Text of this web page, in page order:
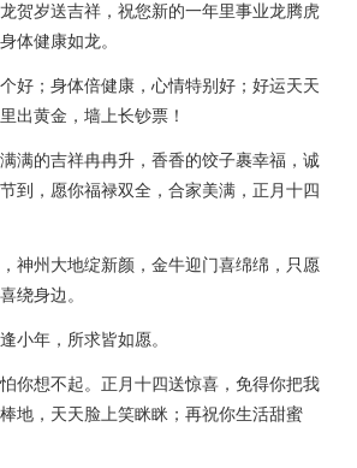
贺岁送吉祥，祝您新的一年里事业龙腾虎
体健康如龙。
好；身体倍健康，心情特别好；好运天天
出黄金，墙上长钞票！
满的吉祥冉冉升，香香的饺子裹幸福，诚
到，愿你福禄双全，合家美满，正月十四
神州大地绽新颜，金牛迎门喜绵绵，只愿
绕身边。
小年，所求皆如愿。
你想不起。正月十四送惊喜，免得你把我
地，天天脸上笑眯眯；再祝你生活甜蜜